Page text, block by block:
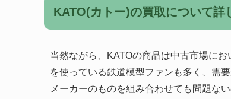
KATO(カトー)の買取について詳
当然ながら、KATOの商品は中古市場に
を使っている鉄道模型ファンも多く、需
メーカーのものを組み合わせても問題な